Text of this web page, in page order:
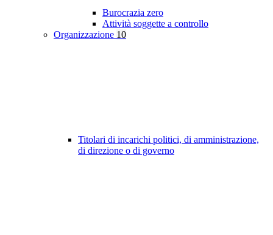
Burocrazia zero
Attività soggette a controllo
Organizzazione 10
Titolari di incarichi politici, di amministrazione,
di direzione o di governo